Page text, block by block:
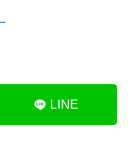
LINE